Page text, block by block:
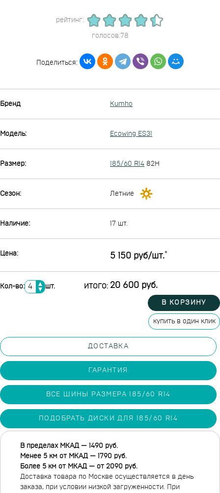
рейтинг:
голосов:78
Поделиться:
Бренд Kumho
Модель: Ecowing ES31
Размер: 185/60 R14 82H
Сезон: Летние
Наличие: 17 шт.
Цена: 5 150 руб/шт.*
Кол-во: ▲
▼ шт. ИТОГО: 20 600 руб.
В КОРЗИНУ
купить в один клик
ДОСТАВКА
ГАРАНТИЯ
ВСЕ ШИНЫ РАЗМЕРА 185/60 R14
ПОДОБРАТЬ ДИСКИ ДЛЯ 185/60 R14
В пределах МКАД — 1490 руб.
Менее 5 км от МКАД — 1790 руб.
Более 5 км от МКАД — от 2090 руб.
Доставка товара по Москве осуществляется в день
заказа, при условии низкой загруженности. При